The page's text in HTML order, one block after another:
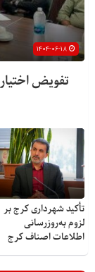
تفویض
تأکید شهرداری کرج بر
لزوم به‌روزرسانی
اطلاعات اصناف کرج